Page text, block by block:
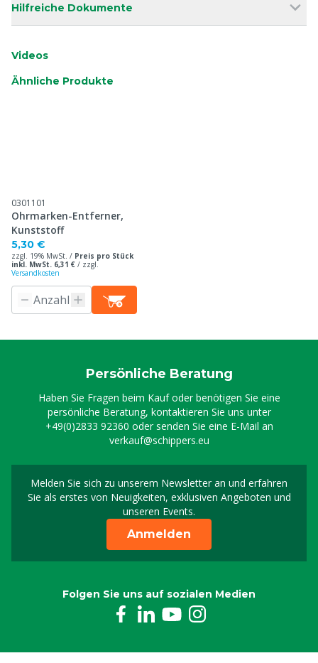
Hilfreiche Dokumente
Videos
Ähnliche Produkte
0301101
Ohrmarken-Entferner,
Kunststoff
5,30 €
zzgl. 19% MwSt. / Preis pro Stück
inkl. MwSt. 6,31 € / zzgl.
Versandkosten
Persönliche Beratung
Haben Sie Fragen beim Kauf oder benötigen Sie eine
persönliche Beratung, kontaktieren Sie uns unter
+49(0)2833 92360 oder senden Sie eine E-Mail an
verkauf@schippers.eu
Melden Sie sich zu unserem Newsletter an und erfahren
Sie als erstes von Neuigkeiten, exklusiven Angeboten und
unseren Events.
Melden Sie sich für
Anmelden
Folgen Sie uns auf sozialen Medien